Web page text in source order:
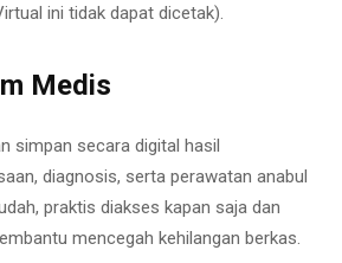
ini tidak dapat dicetak).
Medis
simpan secara digital hasil
diagnosis, serta perawatan anabul
praktis diakses kapan saja dan
mencegah kehilangan berkas.